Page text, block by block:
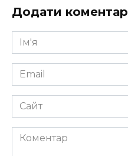
Додати коментар
Ім'я
*
Email
*
Сайт
Коментар